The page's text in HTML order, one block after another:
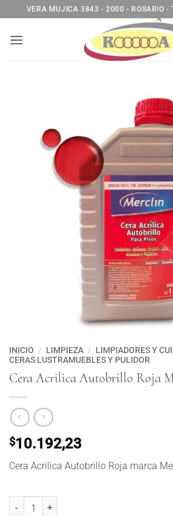
al
contenido
VERA MUJICA 3843 - 2000 - ROSARIO
INICIO / LIMPIEZA / LIMPIADORES Y
CERAS LUSTRAMUEBLES Y PULIDOR
Cera Acrilica Autobrillo Roja
$10.192,23
Cera Acrilica Autobrillo Roja marca